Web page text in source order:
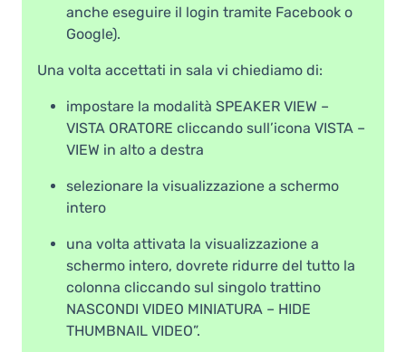
anche eseguire il login tramite Facebook o
Google).
Una volta accettati in sala vi chiediamo di:
impostare la modalità SPEAKER VIEW –
VISTA ORATORE cliccando sull’icona VISTA –
VIEW in alto a destra
selezionare la visualizzazione a schermo
intero
una volta attivata la visualizzazione a
schermo intero, dovrete ridurre del tutto la
colonna cliccando sul singolo trattino
NASCONDI VIDEO MINIATURA – HIDE
THUMBNAIL VIDEO”.